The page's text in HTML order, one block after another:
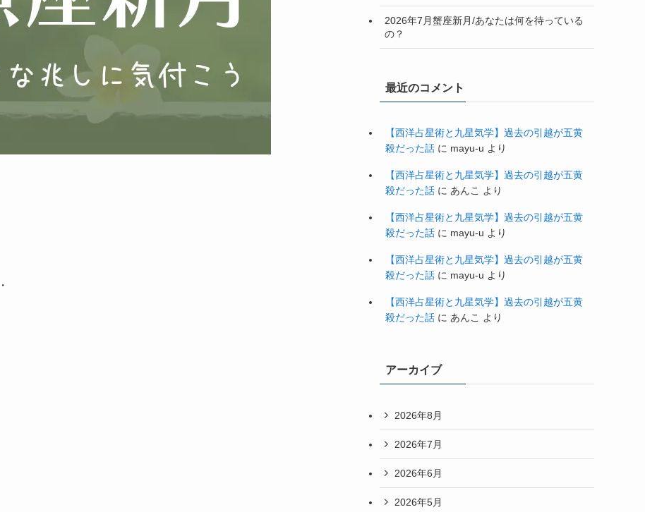
2026年7月蟹座新月/あなたは何を待っている
の？
最近のコメント
【西洋占星術と九星気学】過去の引越が五黄
殺だった話 に mayu-u より
【西洋占星術と九星気学】過去の引越が五黄
殺だった話 に あんこ より
【西洋占星術と九星気学】過去の引越が五黄
殺だった話 に mayu-u より
【西洋占星術と九星気学】過去の引越が五黄
殺だった話 に mayu-u より
【西洋占星術と九星気学】過去の引越が五黄
殺だった話 に あんこ より
アーカイブ
2026年8月
2026年7月
2026年6月
2026年5月